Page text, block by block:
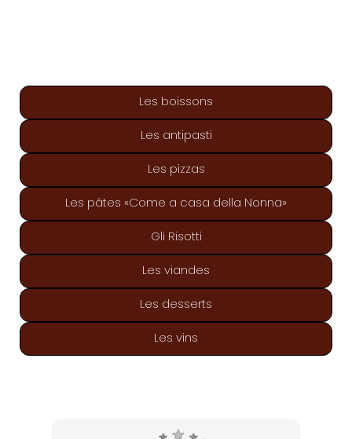
Les boissons
Les antipasti
Les pizzas
Les pâtes «Come a casa della Nonna»
Gli Risotti
Les viandes
Les desserts
Les vins